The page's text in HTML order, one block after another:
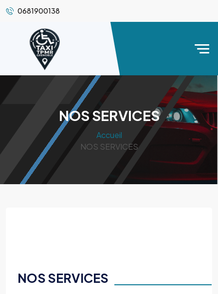
0681900138
NOS SERVICES
Accueil
NOS SERVICES
NOS SERVICES